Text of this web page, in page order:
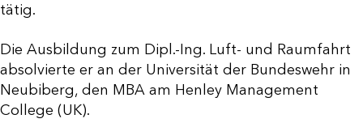
tätig.
Die Ausbildung zum Dipl.-Ing. Luft- und Raumfahrt
absolvierte er an der Universität der Bundeswehr in
Neubiberg, den MBA am Henley Management
College (UK).